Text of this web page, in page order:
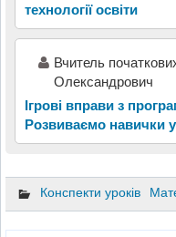
технології освіти
Вчитель
Олександрович
Ігрові вправи з
Розвиваємо навички
Конспекти уроків